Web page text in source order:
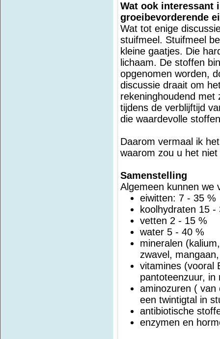
Wat ook interessant
groeibevorderende
Wat tot enige
stuifmeel. Stuifmeel
kleine gaatjes. Die
lichaam. De stoffen
opgenomen worden,
discussie draait om
rekeninghoudend met
tijdens de verblijftijd
die waardevolle
Daarom vermaal ik
waarom zou u het
Samenstelling
Algemeen kunnen we
eiwitten: 7 - 35 %
koolhydraten 15 -
vetten 2 - 15 %
water 5 - 40 %
mineralen
zwavel,
vitamines (vooral
pantoteenzuur, in
aminozuren ( van
een twintigtal in
antibiotische
enzymen en